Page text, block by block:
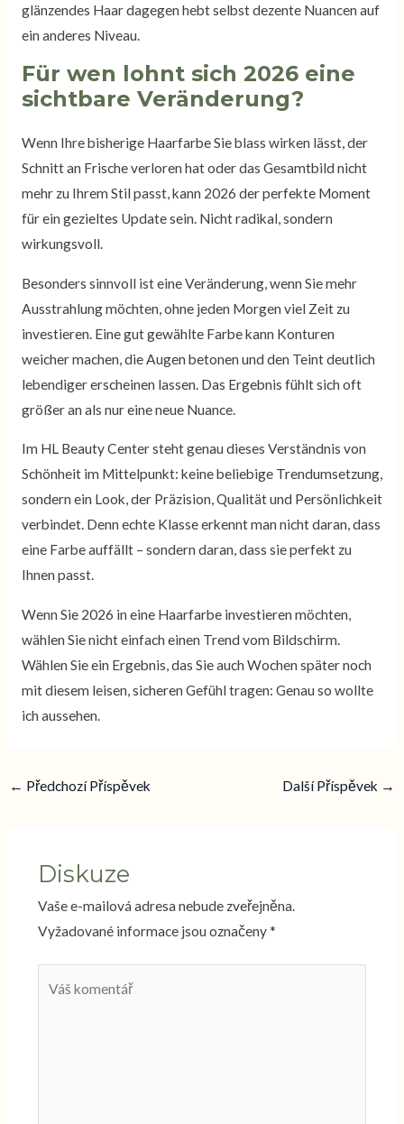
glänzendes Haar dagegen hebt selbst dezente Nuancen auf
ein anderes Niveau.
Für wen lohnt sich 2026 eine
sichtbare Veränderung?
Wenn Ihre bisherige Haarfarbe Sie blass wirken lässt, der
Schnitt an Frische verloren hat oder das Gesamtbild nicht
mehr zu Ihrem Stil passt, kann 2026 der perfekte Moment
für ein gezieltes Update sein. Nicht radikal, sondern
wirkungsvoll.
Besonders sinnvoll ist eine Veränderung, wenn Sie mehr
Ausstrahlung möchten, ohne jeden Morgen viel Zeit zu
investieren. Eine gut gewählte Farbe kann Konturen
weicher machen, die Augen betonen und den Teint deutlich
lebendiger erscheinen lassen. Das Ergebnis fühlt sich oft
größer an als nur eine neue Nuance.
Im HL Beauty Center steht genau dieses Verständnis von
Schönheit im Mittelpunkt: keine beliebige Trendumsetzung,
sondern ein Look, der Präzision, Qualität und Persönlichkeit
verbindet. Denn echte Klasse erkennt man nicht daran, dass
eine Farbe auffällt – sondern daran, dass sie perfekt zu
Ihnen passt.
Wenn Sie 2026 in eine Haarfarbe investieren möchten,
wählen Sie nicht einfach einen Trend vom Bildschirm.
Wählen Sie ein Ergebnis, das Sie auch Wochen später noch
mit diesem leisen, sicheren Gefühl tragen: Genau so wollte
ich aussehen.
← Předchozí Příspěvek Další Příspěvek →
Diskuze
Vaše e-mailová adresa nebude zveřejněna.
Vyžadované informace jsou označeny *